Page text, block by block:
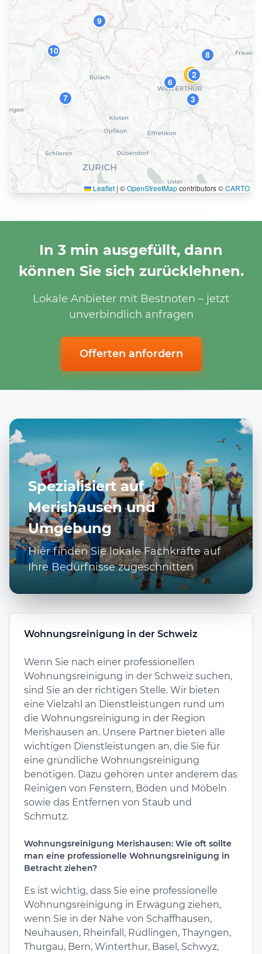
12
3
6
7
8
9
10
Leaflet | ©OpenStreetMapcontributors ©CARTO
In 3 min ausgefüllt, dann
können Sie sich zurücklehnen.
Lokale Anbieter mit Bestnoten – jetzt
unverbindlich anfragen
Offerten anfordern
Spezialisiert auf
Merishausen und
Umgebung
Hier finden Sie lokale Fachkräfte auf
Ihre Bedürfnisse zugeschnitten
Wohnungsreinigung in der Schweiz
Wenn Sie nach einer professionellen
Wohnungsreinigung in der Schweiz suchen,
sind Sie an der richtigen Stelle. Wir bieten
eine Vielzahl an Dienstleistungen rund um
die Wohnungsreinigung in der Region
Merishausen an. Unsere Partner bieten alle
wichtigen Dienstleistungen an, die Sie für
eine gründliche Wohnungsreinigung
benötigen. Dazu gehören unter anderem das
Reinigen von Fenstern, Böden und Möbeln
sowie das Entfernen von Staub und
Schmutz.
Wohnungsreinigung Merishausen: Wie oft sollte
man eine professionelle Wohnungsreinigung in
Betracht ziehen?
Es ist wichtig, dass Sie eine professionelle
Wohnungsreinigung in Erwägung ziehen,
wenn Sie in der Nähe von Schaffhausen,
Neuhausen, Rheinfall, Rüdlingen, Thayngen,
Thurgau, Bern, Winterthur, Basel, Schwyz,